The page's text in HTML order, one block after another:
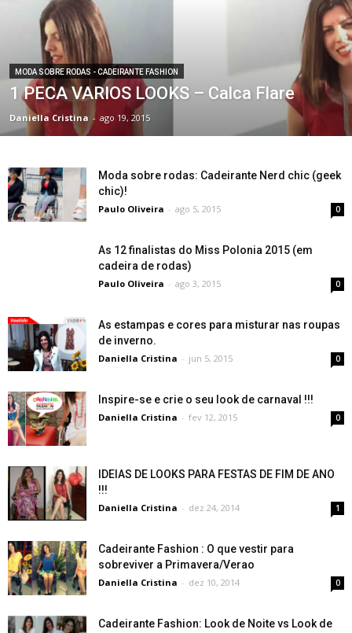
MODA SOBRE RODAS - CADEIRANTE FASHION
1 PECA VARIOS LOOKS – Calca Flare
Daniella Cristina - ago 19, 2015
Moda sobre rodas: Cadeirante Nerd chic (geek
chic)!
Paulo Oliveira - ago 5, 2015 0
As 12 finalistas do Miss Polonia 2015 (em
cadeira de rodas)
Paulo Oliveira - ago 3, 2015 0
As estampas e cores para misturar nas roupas
de inverno.
Daniella Cristina - jun 5, 2015 0
Inspire-se e crie o seu look de carnaval !!!
Daniella Cristina - fev 12, 2015 0
IDEIAS DE LOOKS PARA FESTAS DE FIM DE ANO
!!!
Daniella Cristina - dez 24, 2014 1
Cadeirante Fashion : O que vestir para
sobreviver a Primavera/Verao
Daniella Cristina - dez 10, 2014 0
Cadeirante Fashion: Look de Noite vs Look de